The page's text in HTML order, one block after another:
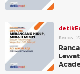
Kamis,